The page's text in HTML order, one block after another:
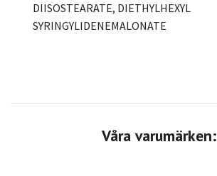
Våra varumärken:
DIISOSTEARATE, DIETHYLHEXYL
SYRINGYLIDENEMALONATE